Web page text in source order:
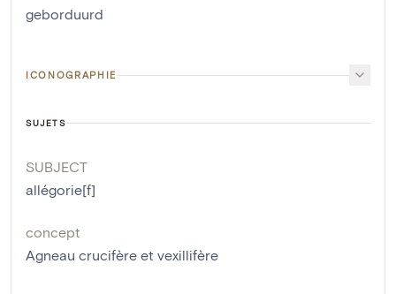
geborduurd
ICONOGRAPHIE
SUJETS
SUBJECT
allégorie[f]
concept
Agneau crucifère et vexillifère